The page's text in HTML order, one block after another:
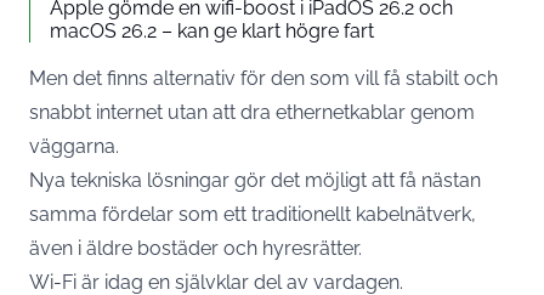
Apple gömde en wifi-boost i iPadOS 26.2 och
macOS 26.2 – kan ge klart högre fart
Men det finns alternativ för den som vill få stabilt och
snabbt internet utan att dra ethernetkablar genom
väggarna.
Nya tekniska lösningar gör det möjligt att få nästan
samma fördelar som ett traditionellt kabelnätverk,
även i äldre bostäder och hyresrätter.
Wi-Fi är idag en självklar del av vardagen.